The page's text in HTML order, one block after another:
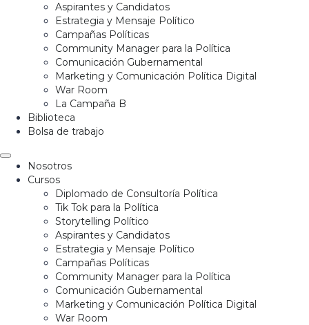
Aspirantes y Candidatos
Estrategia y Mensaje Político
Campañas Políticas
Community Manager para la Política
Comunicación Gubernamental
Marketing y Comunicación Política Digital
War Room
La Campaña B
Biblioteca
Bolsa de trabajo
Nosotros
Cursos
Diplomado de Consultoría Política
Tik Tok para la Política
Storytelling Político
Aspirantes y Candidatos
Estrategia y Mensaje Político
Campañas Políticas
Community Manager para la Política
Comunicación Gubernamental
Marketing y Comunicación Política Digital
War Room